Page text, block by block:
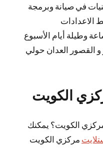
في صيانة وبرمجة
الاعدادات
متوفرة على مدار 24 ساعة وطيلة أيام الأسبوع
و القصور العدان حولي
الكويت
الكويت؟ يمكنك
مركزي الكويت